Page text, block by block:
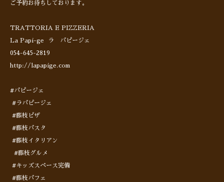
ご予約お待ちしております。
TRATTORIA E PIZZERIA
La Papi-ge ラ パピージェ
054-645-2819
http://lapapige.com
#パピージェ
#ラパピージェ
#藤枝ピザ
#藤枝パスタ
#藤枝イタリアン
#藤枝グルメ
#キッズスペース完備
#藤枝パフェ